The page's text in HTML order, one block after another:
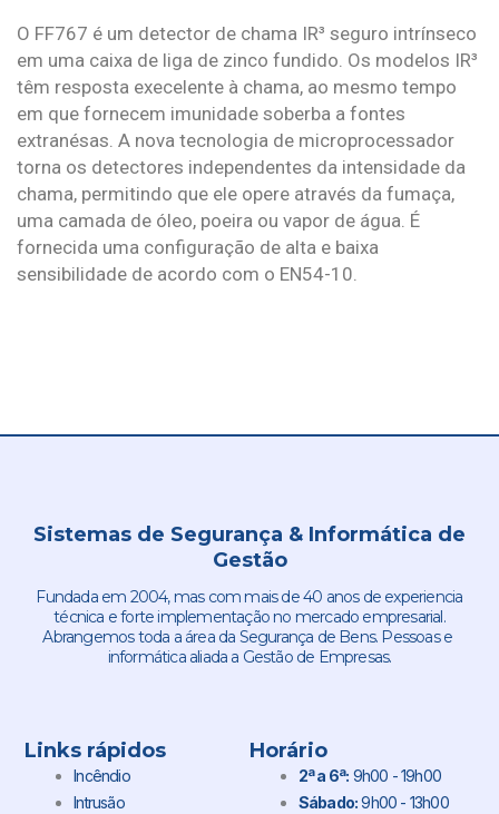
O FF767 é um detector de chama IR³ seguro intrínseco
em uma caixa de liga de zinco fundido. Os modelos IR³
têm resposta execelente à chama, ao mesmo tempo
em que fornecem imunidade soberba a fontes
extranésas. A nova tecnologia de microprocessador
torna os detectores independentes da intensidade da
chama, permitindo que ele opere através da fumaça,
uma camada de óleo, poeira ou vapor de água. É
fornecida uma configuração de alta e baixa
sensibilidade de acordo com o EN54-10.
Sistemas de Segurança & Informática de
Gestão
Fundada em 2004, mas com mais de 40 anos de experiencia
técnica e forte implementação no mercado empresarial.
Abrangemos toda a área da Segurança de Bens. Pessoas e
informática aliada a Gestão de Empresas.
Links rápidos
Incêndio
Intrusão
Horário
2ª a 6ª: 9h00 - 19h00
Sábado:9h00 - 13h00